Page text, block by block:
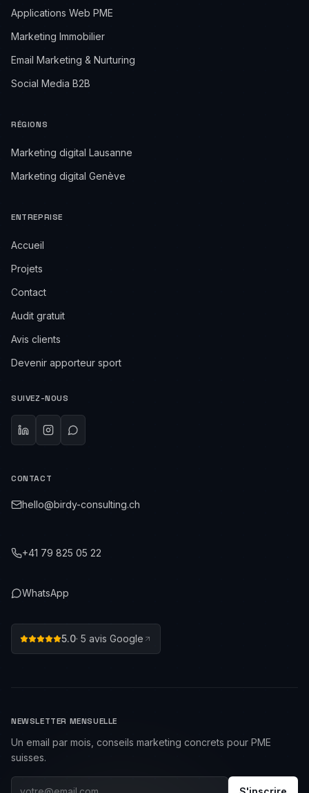
Applications Web PME
Marketing Immobilier
Email Marketing & Nurturing
Social Media B2B
RÉGIONS
Marketing digital Lausanne
Marketing digital Genève
ENTREPRISE
Accueil
Projets
Contact
Audit gratuit
Avis clients
Devenir apporteur sport
SUIVEZ-NOUS
CONTACT
hello@birdy-consulting.ch
+41 79 825 05 22
WhatsApp
5.0· 5 avis Google
NEWSLETTER MENSUELLE
Un email par mois, conseils marketing concrets pour PME
suisses.